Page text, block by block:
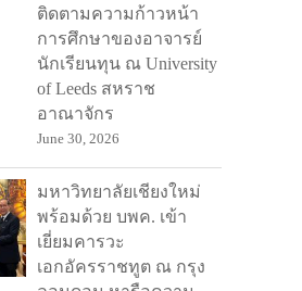
ติดตามความก้าวหน้า
การศึกษาของอาจารย์
นักเรียนทุน ณ University
of Leeds สหราช
อาณาจักร
June 30, 2026
มหาวิทยาลัยเชียงใหม่
พร้อมด้วย บพค. เข้า
เยี่ยมคารวะ
เอกอัครราชทูต ณ กรุง